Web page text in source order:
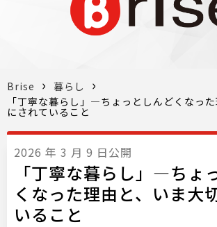
Brise
暮らし
「丁寧な暮らし」—ちょっとしんどくなっ
にされていること
2026 年 3 月 9 日公開
「丁寧な暮らし」—ちょ
くなった理由と、いま大
いること